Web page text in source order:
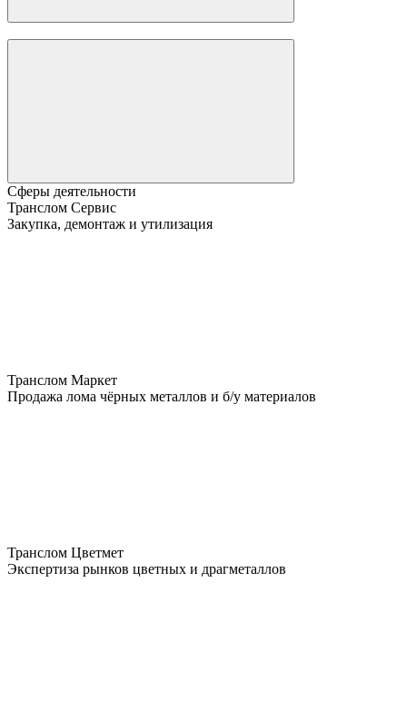
Сферы деятельности
Транслом Сервис
Закупка, демонтаж и утилизация
Транслом Маркет
Продажа лома чёрных металлов и б/у материалов
Транслом Цветмет
Экспертиза рынков цветных и драгметаллов